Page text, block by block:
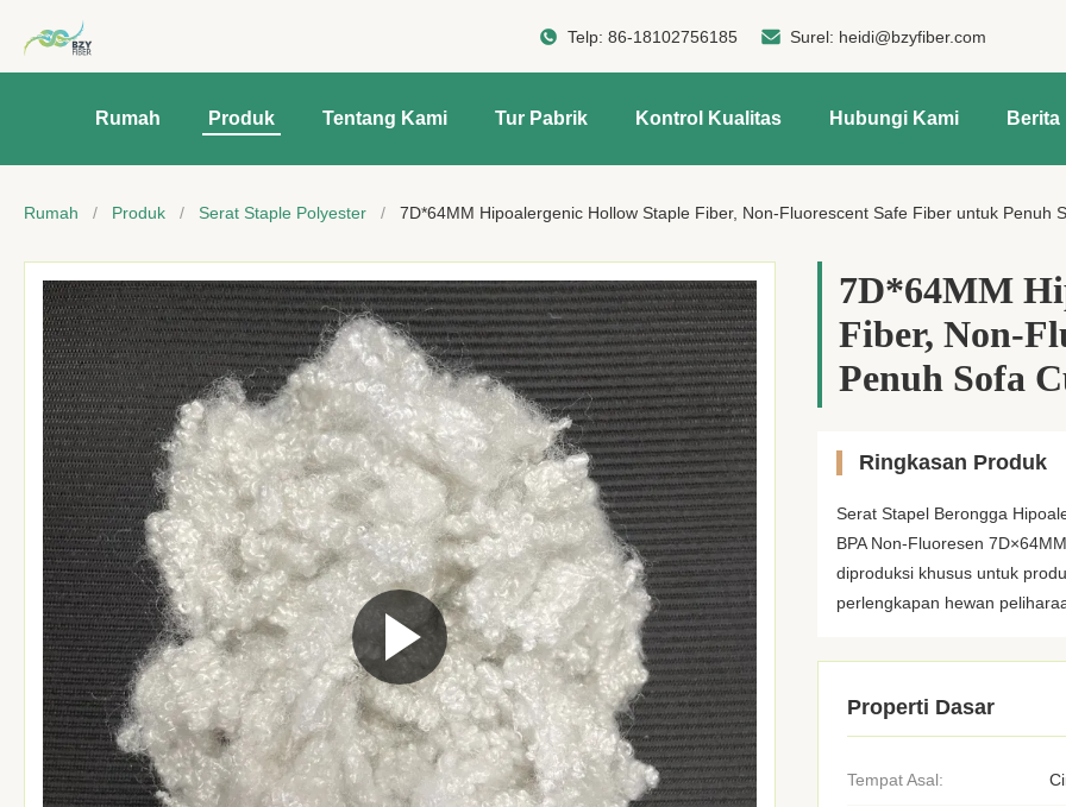
Telp: 86-18102756185 Surel: heidi@bzyfiber.com
Rumah Produk Tentang Kami Tur Pabrik Kontrol Kualitas Hubungi Kami Berita
Rumah / Produk / Serat Staple Polyester / 7D*64MM Hipoalergenic Hollow Staple Fiber, Non-Fluorescent Safe Fiber untuk Penuh
7D*64MM
Fiber, Non-
Penuh Sofa
Ringkasan Produk
Serat Stapel Berongga
BPA Non-Fluoresen
diproduksi khusus untuk
perlengkapan hewan
Properti Dasar
Tempat Asal: